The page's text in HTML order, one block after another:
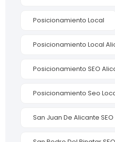
Posicionamiento Local
Posicionamiento Local
Posicionamiento SEO
Posicionamiento Seo
San Juan De Alicante SEO